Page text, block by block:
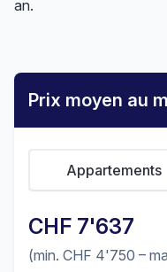
an.
Prix moyen au
CHF 7'637
(min. CHF 4'750 –
Appartements